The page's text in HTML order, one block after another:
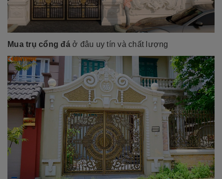
Mua trụ cổng đáở đâu uy tín và chất lượng